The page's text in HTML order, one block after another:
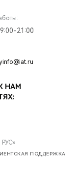
21:00
НАМ
ПОДДЕРЖКА